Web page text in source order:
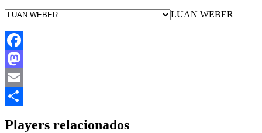
LUAN WEBER
Facebook
Mastodon
Email
Players relacionados